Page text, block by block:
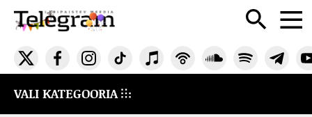
VALI KATEGOORIA